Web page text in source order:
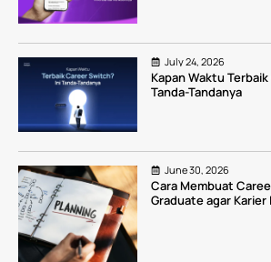
July 24, 2026
Kapan Waktu
Tanda-Tandanya
June 30, 2026
Cara Membuat
Graduate agar Karier